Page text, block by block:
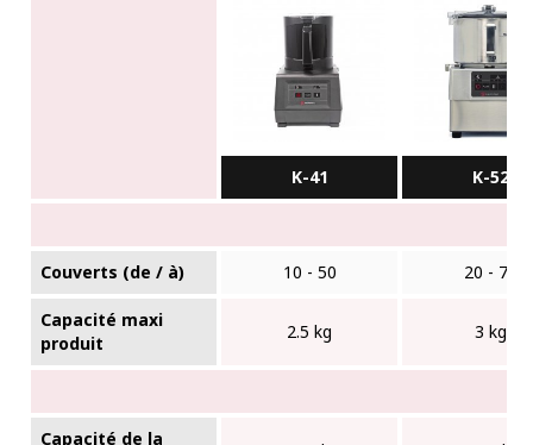
K-41 K-52
Couverts (de / à) 10 - 50 20 - 75
Capacité maxi
produit
2.5 kg 3 kg
Capacité de la